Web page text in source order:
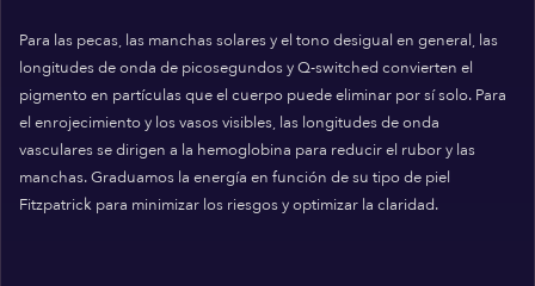
Para las pecas, las manchas solares y el tono desigual en general, las
longitudes de onda de picosegundos y Q-switched convierten el
pigmento en partículas que el cuerpo puede eliminar por sí solo. Para
el enrojecimiento y los vasos visibles, las longitudes de onda
vasculares se dirigen a la hemoglobina para reducir el rubor y las
manchas. Graduamos la energía en función de su tipo de piel
Fitzpatrick para minimizar los riesgos y optimizar la claridad.